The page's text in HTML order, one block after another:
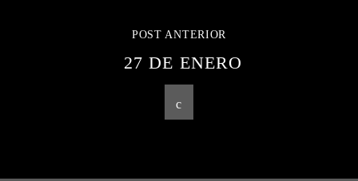
POST ANTERIOR
27 DE ENERO